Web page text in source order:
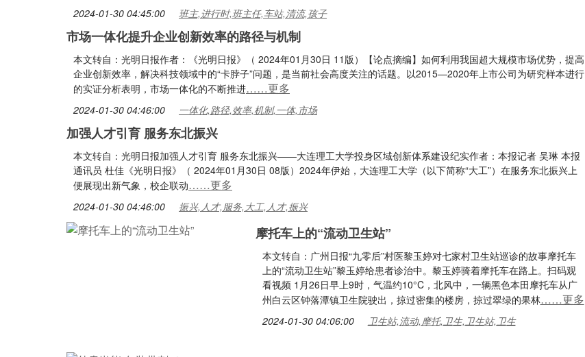
2024-01-30 04:45:00 班主,进行时,班主任,车站,清流,孩子
市场一体化提升企业创新效率的路径与机制
本文转自：光明日报作者：《光明日报》（ 2024年01月30日 11版）【论点摘编】如何利用我国超大规模市场优势，提高
企业创新效率，解决科技领域中的“卡脖子”问题，是当前社会高度关注的话题。以2015—2020年上市公司为研究样本进行
的实证分析表明，市场一体化的不断推进……更多
2024-01-30 04:46:00 一体化,路径,效率,机制,一体,市场
加强人才引育 服务东北振兴
本文转自：光明日报加强人才引育 服务东北振兴——大连理工大学投身区域创新体系建设纪实作者：本报记者 吴琳 本报
通讯员 杜佳《光明日报》（ 2024年01月30日 08版）2024年伊始，大连理工大学（以下简称“大工”）在服务东北振兴上
便展现出新气象，校企联动……更多
2024-01-30 04:46:00 振兴,人才,服务,大工,人才,振兴
摩托车上的“流动卫生站”
本文转自：广州日报“九零后”村医黎玉婷对七家村卫生站巡诊的故事摩托车
上的“流动卫生站”黎玉婷给患者诊治中。黎玉婷骑着摩托车在路上。扫码观
看视频 1月26日早上9时，气温约10°C，北风中，一辆黑色本田摩托车从广
州白云区钟落潭镇卫生院驶出，掠过密集的楼房，掠过翠绿的果林……更多
2024-01-30 04:06:00 卫生站,流动,摩托,卫生,卫生站,卫生